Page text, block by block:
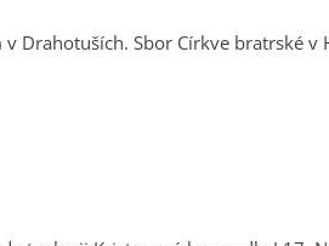
Drahotuších. Sbor Církve bratrské